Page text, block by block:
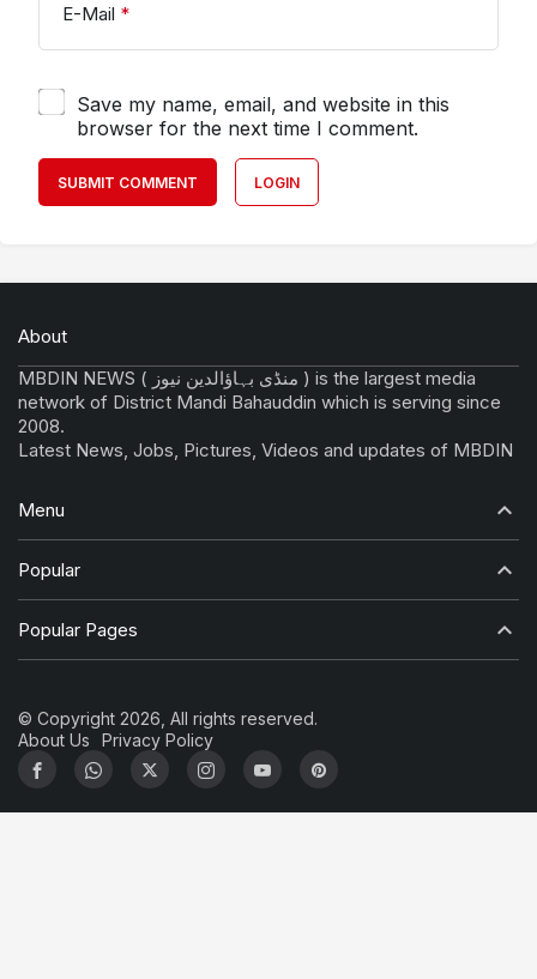
E-Mail *
Save my name, email, and website in this
browser for the next time I comment.
SUBMIT COMMENT LOGIN
About
MBDIN NEWS ( منڈی بہاؤالدین نیوز ) is the largest media
network of District Mandi Bahauddin which is serving since
2008.
Latest News, Jobs, Pictures, Videos and updates of MBDIN
Menu
Popular
Popular Pages
© Copyright 2026, All rights reserved.
About Us
Privacy Policy